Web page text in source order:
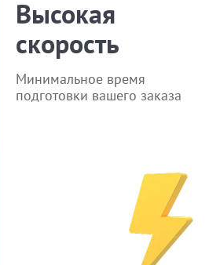
Высокая
скорость
Минимальное время
подготовки вашего заказа